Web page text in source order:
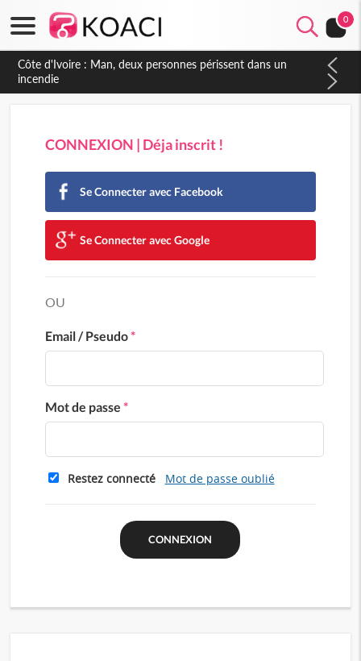
0
CONNEXION | Déja inscrit !
Se Connecter avec Facebook
Se Connecter avec Google
OU
Email / Pseudo*
Mot de passe *
Restez connecté Mot de passe oublié